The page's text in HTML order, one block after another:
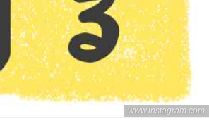
www.instagram.com